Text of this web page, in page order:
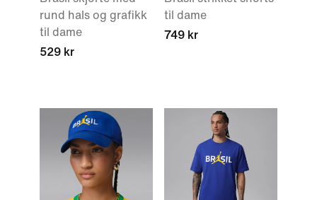
rund hals og grafikk
til dame
529 kr
til dame
749 kr